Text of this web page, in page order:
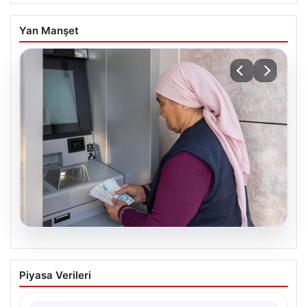
Yan Manşet
08.08.2026
Emekli maaşı ödemeleri ne zaman
yatacak? SGK, Bağ-Kur, Emekli Sandığı
Piyasa Verileri